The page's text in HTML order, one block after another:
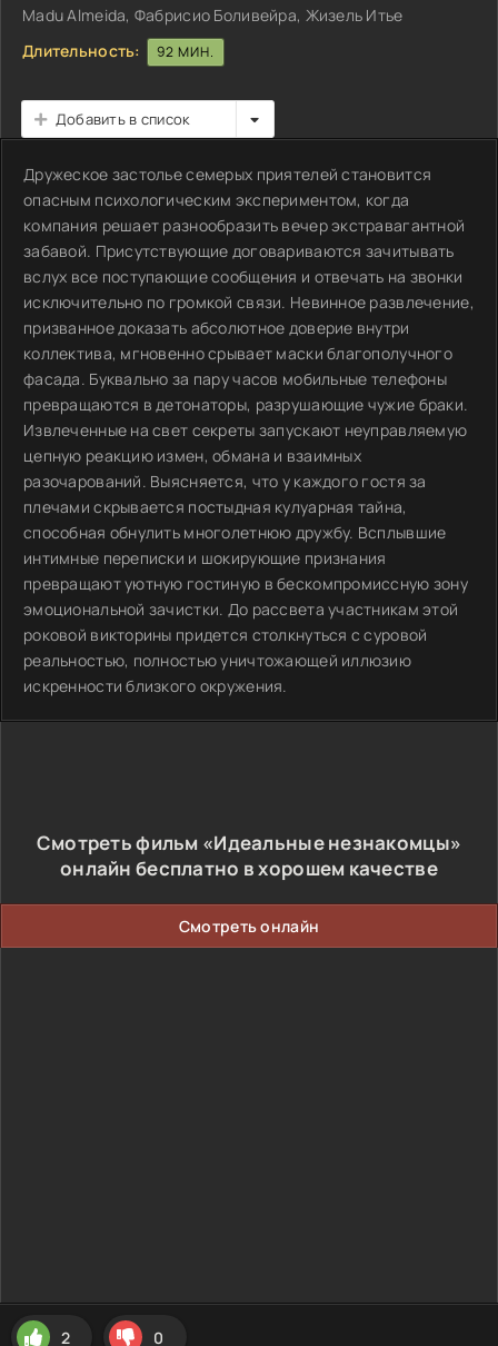
Madu Almeida, Фабрисио Боливейра, Жизель Итье
Длительность:
92 МИН.
Добавить в список
Дружеское застолье семерых приятелей становится
опасным психологическим экспериментом, когда
компания решает разнообразить вечер экстравагантной
забавой. Присутствующие договариваются зачитывать
вслух все поступающие сообщения и отвечать на звонки
исключительно по громкой связи. Невинное развлечение,
призванное доказать абсолютное доверие внутри
коллектива, мгновенно срывает маски благополучного
фасада. Буквально за пару часов мобильные телефоны
превращаются в детонаторы, разрушающие чужие браки.
Извлеченные на свет секреты запускают неуправляемую
цепную реакцию измен, обмана и взаимных
разочарований. Выясняется, что у каждого гостя за
плечами скрывается постыдная кулуарная тайна,
способная обнулить многолетнюю дружбу. Всплывшие
интимные переписки и шокирующие признания
превращают уютную гостиную в бескомпромиссную зону
эмоциональной зачистки. До рассвета участникам этой
роковой викторины придется столкнуться с суровой
реальностью, полностью уничтожающей иллюзию
искренности близкого окружения.
Смотреть фильм «Идеальные незнакомцы»
онлайн бесплатно в хорошем качестве
Смотреть онлайн
2 0